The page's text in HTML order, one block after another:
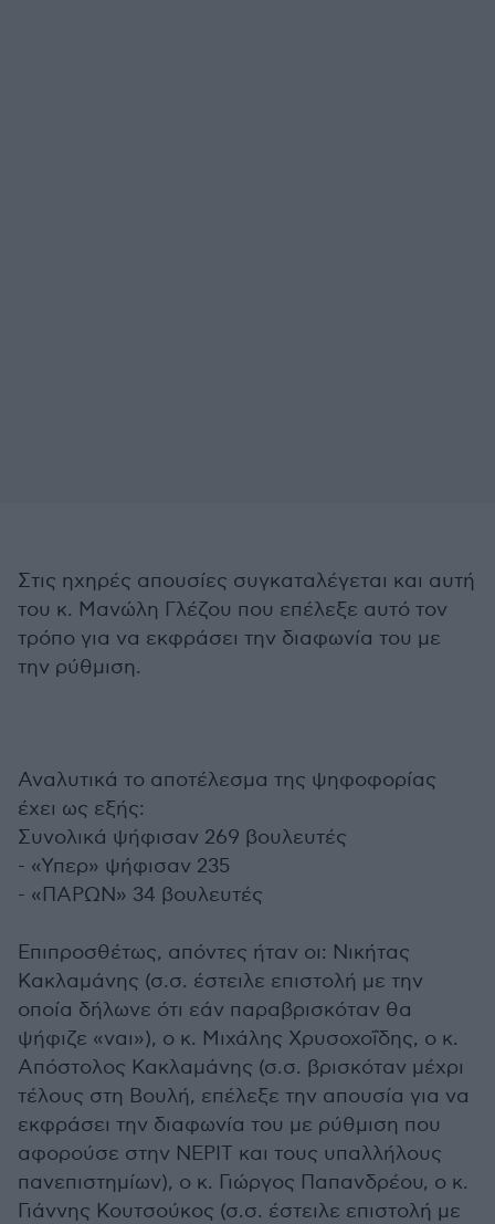
Στις ηχηρές απουσίες συγκαταλέγεται και αυτή
του κ. Μανώλη Γλέζου που επέλεξε αυτό τον
τρόπο για να εκφράσει την διαφωνία του με
την ρύθμιση.
Αναλυτικά το αποτέλεσμα της ψηφοφορίας
έχει ως εξής:
Συνολικά ψήφισαν 269 βουλευτές
- «Υπερ» ψήφισαν 235
- «ΠΑΡΩΝ» 34 βουλευτές
Επιπροσθέτως, απόντες ήταν οι: Νικήτας
Κακλαμάνης (σ.σ. έστειλε επιστολή με την
οποία δήλωνε ότι εάν παραβρισκόταν θα
ψήφιζε «ναι»), ο κ. Μιχάλης Χρυσοχοΐδης, ο κ.
Απόστολος Κακλαμάνης (σ.σ. βρισκόταν μέχρι
τέλους στη Βουλή, επέλεξε την απουσία για να
εκφράσει την διαφωνία του με ρύθμιση που
αφορούσε στην ΝΕΡΙΤ και τους υπαλλήλους
πανεπιστημίων), ο κ. Γιώργος Παπανδρέου, ο κ.
Γιάννης Κουτσούκος (σ.σ. έστειλε επιστολή με